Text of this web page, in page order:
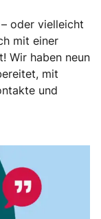
oder vielleicht
mit einer
Wir haben neun
mit
und